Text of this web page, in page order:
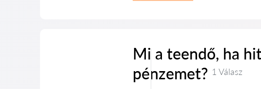
Mi a teendő, ha
pénzemet? 1 Válasz